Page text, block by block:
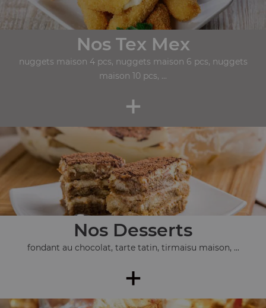
Nos Tex Mex
nuggets maison 4 pcs, nuggets maison 6 pcs, nuggets
maison 10 pcs, ...
+
Nos Desserts
fondant au chocolat, tarte tatin, tirmaisu maison, ...
+